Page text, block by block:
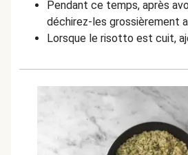
Pendant ce temps, après
déchirez-les grossièrement
Lorsque le risotto est cuit,